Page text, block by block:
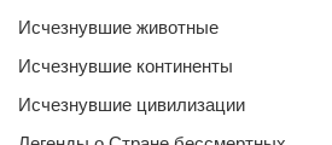
Исчезнувшие животные
Исчезнувшие континенты
Исчезнувшие цивилизации